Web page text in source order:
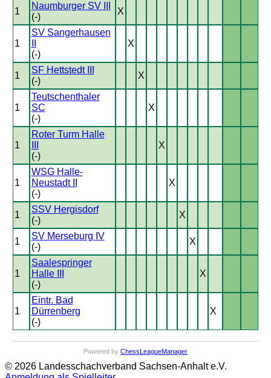
1
Naumburger SV III
(-)
X
1
SV Sangerhausen
(-)
X
1
SF Hettstedt III
(-)
X
1
Teutschenthaler
SC
(-)
X
1
Roter Turm Halle
(-)
X
1
WSG Halle-
Neustadt II
(-)
X
1
SSV Hergisdorf
(-)
X
1
SV Merseburg IV
(-)
X
1
Saalespringer
Halle III
(-)
X
1
Eintr. Bad
Dürrenberg
(-)
X
Powered by ChessLeagueManager
© 2026 Landesschachverband Sachsen-Anhalt e.V.